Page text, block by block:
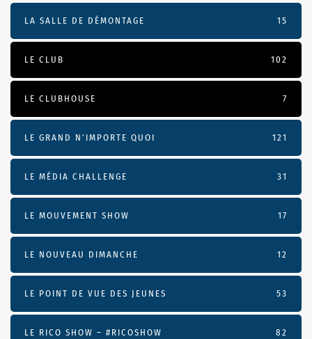
LA SALLE DE DÉMONTAGE 15
LE CLUB 102
LE CLUBHOUSE 7
LE GRAND N’IMPORTE QUOI 121
LE MÉDIA CHALLENGE 31
LE MOUVEMENT SHOW 17
LE NOUVEAU DIMANCHE 12
LE POINT DE VUE DES JEUNES 53
LE RICO SHOW – #RICOSHOW 82